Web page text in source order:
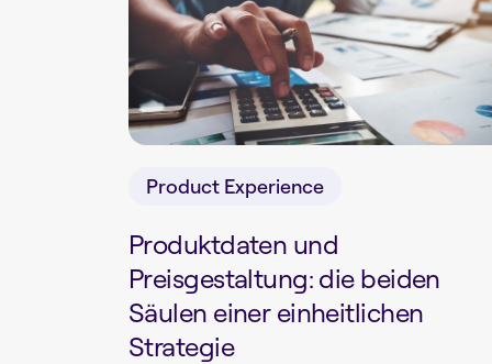
Product Experience
Produktdaten und
Preisgestaltung: die beiden
Säulen einer einheitlichen
Strategie